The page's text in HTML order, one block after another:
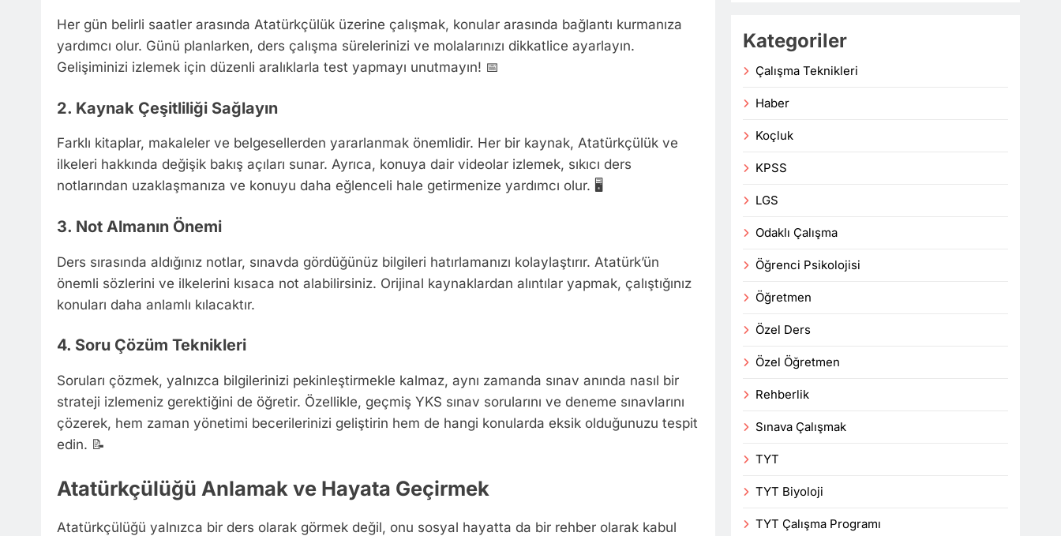
Her gün belirli saatler arasında Atatürkçülük üzerine çalışmak, konular arasında bağlantı kurmanıza
yardımcı olur. Günü planlarken, ders çalışma sürelerinizi ve molalarınızı dikkatlice ayarlayın.
Gelişiminizi izlemek için düzenli aralıklarla test yapmayı unutmayın! 📅
2. Kaynak Çeşitliliği Sağlayın
Farklı kitaplar, makaleler ve belgesellerden yararlanmak önemlidir. Her bir kaynak, Atatürkçülük ve
ilkeleri hakkında değişik bakış açıları sunar. Ayrıca, konuya dair videolar izlemek, sıkıcı ders
notlarından uzaklaşmanıza ve konuyu daha eğlenceli hale getirmenize yardımcı olur. 🖥️
3. Not Almanın Önemi
Ders sırasında aldığınız notlar, sınavda gördüğünüz bilgileri hatırlamanızı kolaylaştırır. Atatürk’ün
önemli sözlerini ve ilkelerini kısaca not alabilirsiniz. Orijinal kaynaklardan alıntılar yapmak, çalıştığınız
konuları daha anlamlı kılacaktır.
4. Soru Çözüm Teknikleri
Soruları çözmek, yalnızca bilgilerinizi pekinleştirmekle kalmaz, aynı zamanda sınav anında nasıl bir
strateji izlemeniz gerektiğini de öğretir. Özellikle, geçmiş YKS sınav sorularını ve deneme sınavlarını
çözerek, hem zaman yönetimi becerilerinizi geliştirin hem de hangi konularda eksik olduğunuzu tespit
edin. 📝
Atatürkçülüğü Anlamak ve Hayata Geçirmek
Atatürkçülüğü yalnızca bir ders olarak görmek değil, onu sosyal hayatta da bir rehber olarak kabul
Kategoriler
Çalışma Teknikleri
Haber
Koçluk
KPSS
LGS
Odaklı Çalışma
Öğrenci Psikolojisi
Öğretmen
Özel Ders
Özel Öğretmen
Rehberlik
Sınava Çalışmak
TYT
TYT Biyoloji
TYT Çalışma Programı